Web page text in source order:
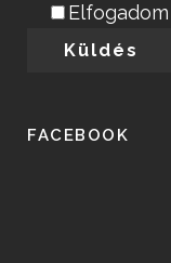
FACEBOOK